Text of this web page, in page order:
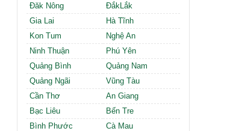
Đăk Nông
ĐắkLắk
Gia Lai
Hà Tĩnh
Kon Tum
Nghệ An
Ninh Thuận
Phú Yên
Quảng Bình
Quảng Nam
Quảng Ngãi
Vũng Tàu
Cần Thơ
An Giang
Bạc Liêu
Bến Tre
Bình Phước
Cà Mau